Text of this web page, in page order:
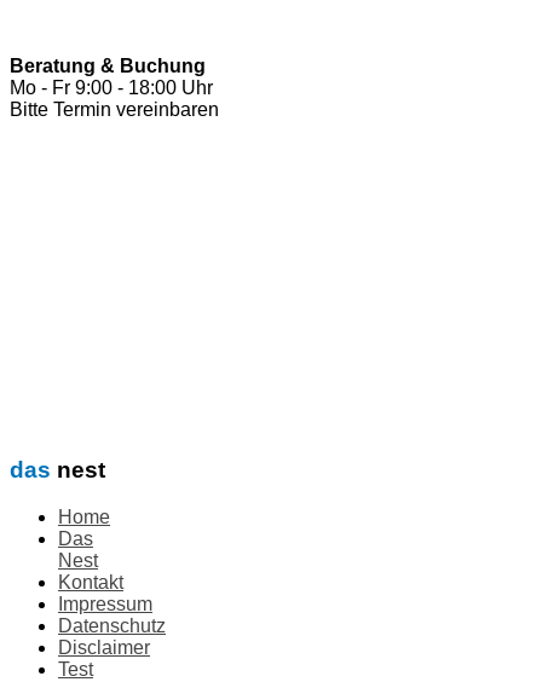
Beratung & Buchung
Mo - Fr 9:00 - 18:00 Uhr
Bitte Termin vereinbaren
das nest
Home
Das
Nest
Kontakt
Impressum
Datenschutz
Disclaimer
Test